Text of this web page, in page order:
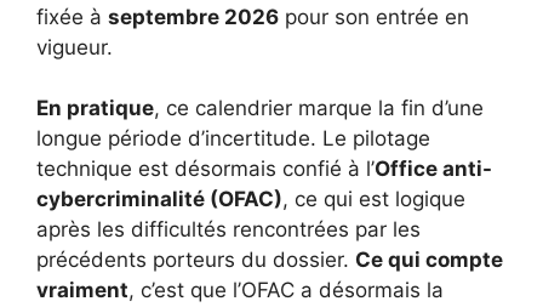
fixée à septembre 2026 pour son entrée en
vigueur.
En pratique, ce calendrier marque la fin d’une
longue période d’incertitude. Le pilotage
technique est désormais confié à l’Office anti-
cybercriminalité (OFAC), ce qui est logique
après les difficultés rencontrées par les
précédents porteurs du dossier. Ce qui compte
vraiment, c’est que l’OFAC a désormais la